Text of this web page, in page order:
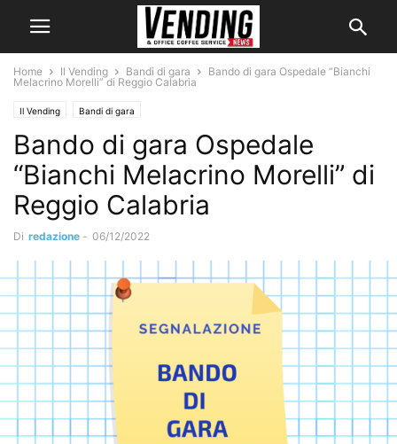
Home Il Vending Bandi di gara
Bando di gara Ospedale “Bianchi
Melacrino Morelli” di Reggio Calabria
Il Vending Bandi di gara
Bando di gara Ospedale
“Bianchi Melacrino Morelli” di
Reggio Calabria
Di redazione - 06/12/2022